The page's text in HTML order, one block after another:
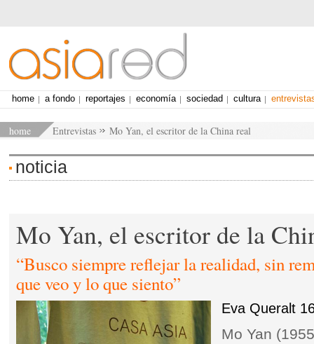
home Entrevistas Mo Yan, el escritor de la China real
home a fondo reportajes economía sociedad cultura
noticia
Mo Yan, el escritor de la
“Busco siempre reflejar la realidad, sin
que veo y lo que siento”
Eva Queralt
Mo Yan